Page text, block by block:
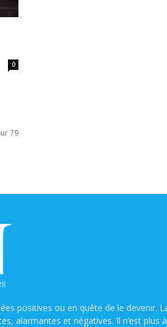
0
79
positives ou en quête de le devenir.
alarmantes et négatives. Il n’est plus à